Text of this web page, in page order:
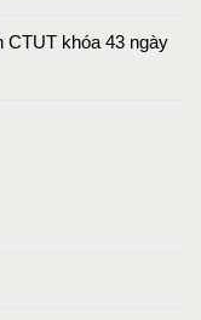
CTUT khóa 43 ngày